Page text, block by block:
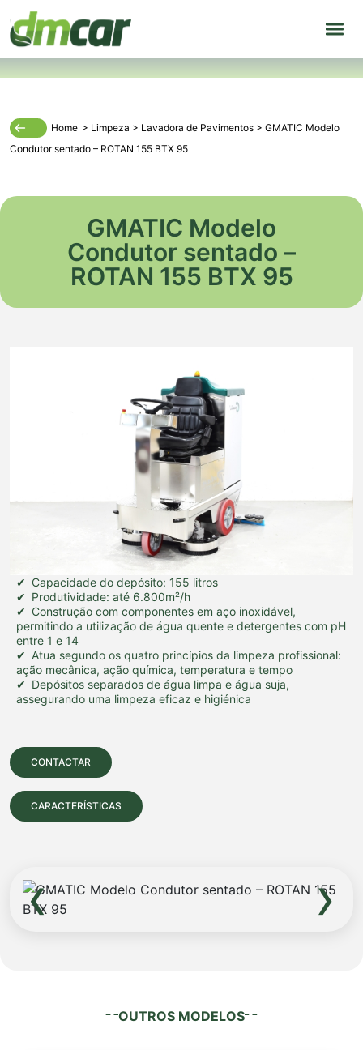
Home > Limpeza > Lavadora de Pavimentos > GMATIC Modelo
Condutor sentado – ROTAN 155 BTX 95
GMATIC Modelo
Condutor sentado –
ROTAN 155 BTX 95
Capacidade do depósito: 155 litros
Produtividade: até 6.800m²/h
Construção com componentes em aço inoxidável,
permitindo a utilização de água quente e detergentes com pH
entre 1 e 14
Atua segundo os quatro princípios da limpeza profissional:
ação mecânica, ação química, temperatura e tempo
Depósitos separados de água limpa e água suja,
assegurando uma limpeza eficaz e higiénica
CONTACTAR
CARACTERÍSTICAS
‹ ›
OUTROS MODELOS